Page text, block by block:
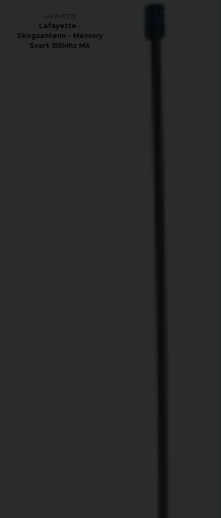
LAFAYETTE
Lafayette -
Skogsantenn - Memory
Svart 155Mhz MX